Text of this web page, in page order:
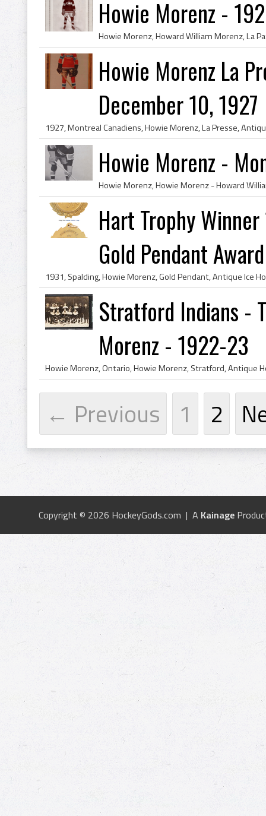
Howie Morenz -
Howie Morenz La
December 10, 1927
Howie Morenz -
Hart Trophy
Gold Pendant Award
Stratford Indians -
Morenz - 1922-23
← Previous 1 2
Copyright © 2026 HockeyGods.com | A Kainage